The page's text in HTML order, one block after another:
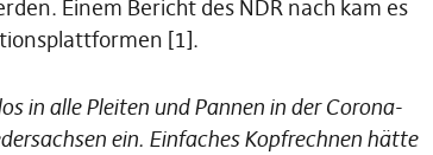
Einem Bericht des NDR nach kam es
[1].
in alle Pleiten und Pannen in der Corona-
ein. Einfaches Kopfrechnen hätte